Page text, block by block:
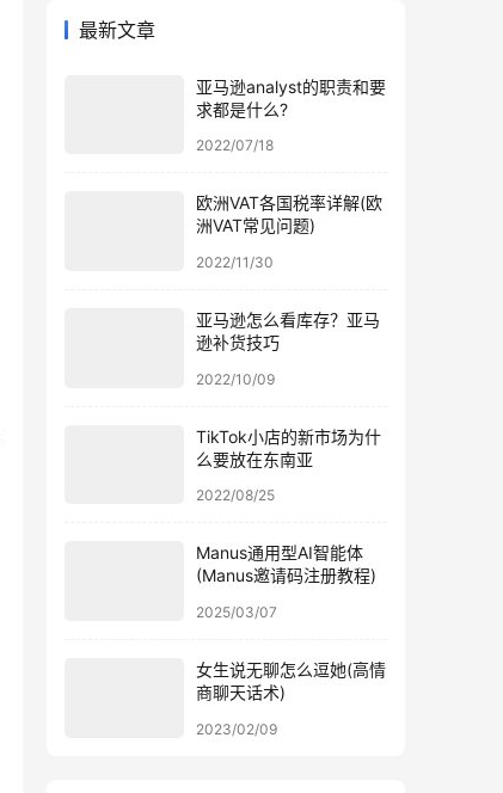
最新文章
亚马逊analyst的职责和要
求都是什么?
2022/07/18
欧洲VAT各国税率详解(欧
洲VAT常见问题)
2022/11/30
亚马逊怎么看库存？亚马
逊补货技巧
2022/10/09
TikTok小店的新市场为什
么要放在东南亚
2022/08/25
Manus通用型AI智能体
(Manus邀请码注册教程)
2025/03/07
女生说无聊怎么逗她(高情
商聊天话术)
2023/02/09